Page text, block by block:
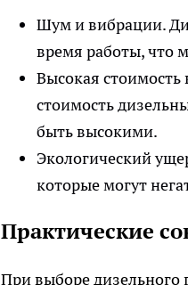
Шум и вибрации.
время работы, что
Высокая стоимость
стоимость
быть высокими.
Экологический
которые могут
Практические
При выборе дизельного